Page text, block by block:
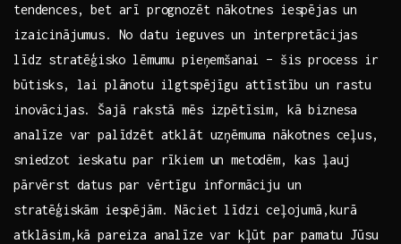
tendences, bet arī prognozēt nākotnes iespējas un
izaicinājumus. No datu ieguves un interpretācijas
līdz ⁣stratēģisko ​lēmumu pieņemšanai – šis process ir
būtisks, lai plānotu⁢ ilgtspējīgu ​attīstību un rastu
inovācijas. Šajā rakstā ‌mēs izpētīsim, kā‍ biznesa
analīze var palīdzēt ‌atklāt uzņēmuma nākotnes ceļus,
sniedzot ieskatu par rīkiem un metodēm, kas ļauj
‌pārvērst datus par vērtīgu informāciju un
stratēģiskām iespējām. Nāciet līdzi⁢ ceļojumā,kurā
atklāsim,kā pareiza analīze⁢ var kļūt par pamatu Jūsu